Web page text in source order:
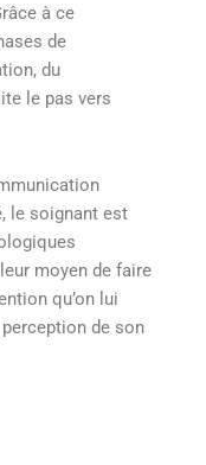
à ce
de
du
le pas vers
le soignant est
moyen de faire
qu’on lui
de son